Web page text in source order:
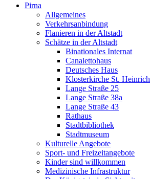
Pirna
Allgemeines
Verkehrsanbindung
Flanieren in der Altstadt
Schätze in der Altstadt
Binationales Internat
Canalettohaus
Deutsches Haus
Klosterkirche St. Heinrich
Lange Straße 25
Lange Straße 38a
Lange Straße 43
Rathaus
Stadtbibliothek
Stadtmuseum
Kulturelle Angebote
Sport- und Freizeitangebote
Kinder sind willkommen
Medizinische Infrastruktur